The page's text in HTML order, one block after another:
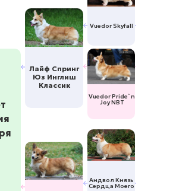
Лайф Спринг
Юз Инглиш
Классик
Андвол Князь
Сердца Моего
Vuedor Pride`n
Joy NBT
Vuedor Skyfall